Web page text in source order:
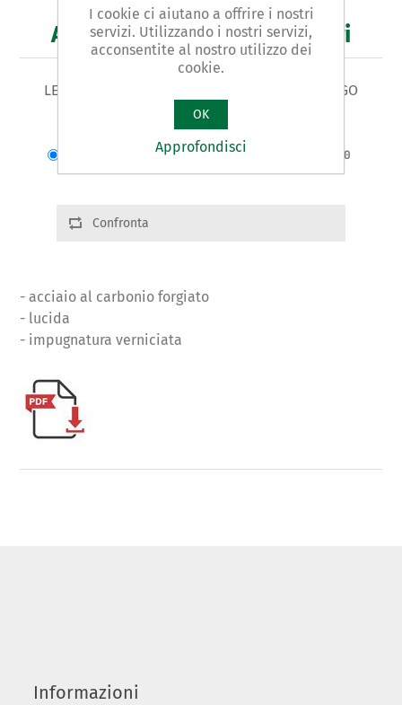
Art. 258 - leva per carrozzieri
LEVA PER CARROZZIERI tipo a CUCCHIAIO LUNGO
Varianti prodotto
Cod.: 25801 | L:365 | Largh.:60 | g.930
Confronta
- acciaio al carbonio forgiato
- lucida
- impugnatura verniciata
Informazioni
I cookie ci aiutano a offrire i nostri
servizi. Utilizzando i nostri servizi,
acconsentite al nostro utilizzo dei
cookie.
OK
Approfondisci